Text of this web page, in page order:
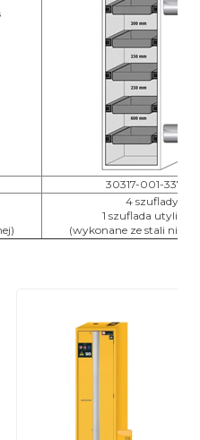
30317-001-33704
4 szuflady
1 szuflada utylizacji
(wykonane ze stali